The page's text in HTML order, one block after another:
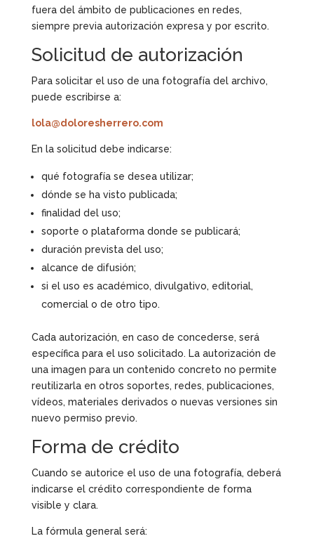
fuera del ámbito de publicaciones en redes,
siempre previa autorización expresa y por escrito.
Solicitud de autorización
Para solicitar el uso de una fotografía del archivo,
puede escribirse a:
lola@doloresherrero.com
En la solicitud debe indicarse:
qué fotografía se desea utilizar;
dónde se ha visto publicada;
finalidad del uso;
soporte o plataforma donde se publicará;
duración prevista del uso;
alcance de difusión;
si el uso es académico, divulgativo, editorial,
comercial o de otro tipo.
Cada autorización, en caso de concederse, será
específica para el uso solicitado. La autorización de
una imagen para un contenido concreto no permite
reutilizarla en otros soportes, redes, publicaciones,
vídeos, materiales derivados o nuevas versiones sin
nuevo permiso previo.
Forma de crédito
Cuando se autorice el uso de una fotografía, deberá
indicarse el crédito correspondiente de forma
visible y clara.
La fórmula general será: